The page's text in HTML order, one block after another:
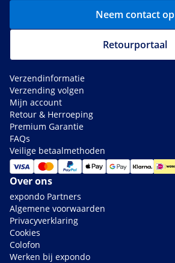
Neem contact op
Retourportaal
Verzendinformatie
Verzending volgen
Mijn account
Retour & Herroeping
Premium Garantie
FAQs
Veilige betaalmethoden
Over ons
expondo Partners
Algemene voorwaarden
Privacyverklaring
Cookies
Colofon
Werken bij expondo